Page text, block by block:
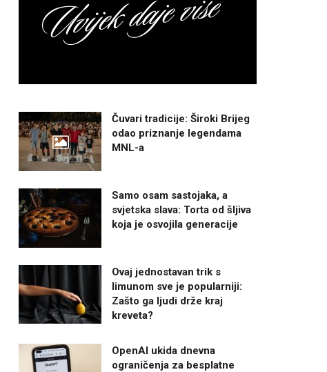
Čuvari tradicije: Široki Brijeg
odao priznanje legendama
MNL-a
Samo osam sastojaka, a
svjetska slava: Torta od šljiva
koja je osvojila generacije
Ovaj jednostavan trik s
limunom sve je popularniji:
Zašto ga ljudi drže kraj
kreveta?
OpenAI ukida dnevna
ograničenja za besplatne